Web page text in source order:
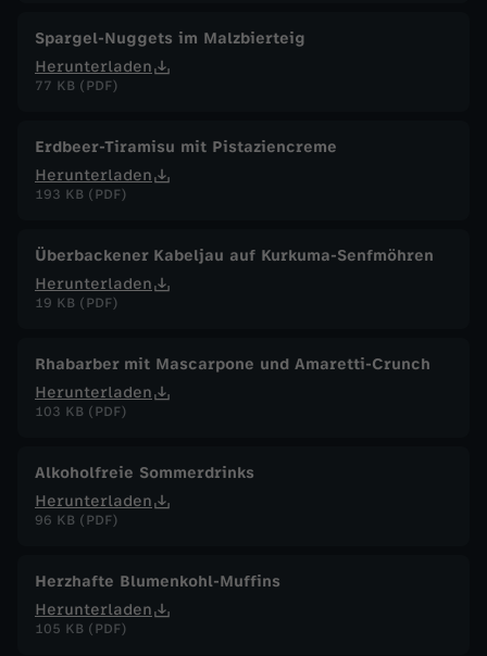
Spargel-Nuggets im Malzbierteig
Herunterladen
77 KB (PDF)
Erdbeer-Tiramisu mit Pistaziencreme
Herunterladen
193 KB (PDF)
Überbackener Kabeljau auf Kurkuma-Senfmöhren
Herunterladen
19 KB (PDF)
Rhabarber mit Mascarpone und Amaretti-Crunch
Herunterladen
103 KB (PDF)
Alkoholfreie Sommerdrinks
Herunterladen
96 KB (PDF)
Herzhafte Blumenkohl-Muffins
Herunterladen
105 KB (PDF)